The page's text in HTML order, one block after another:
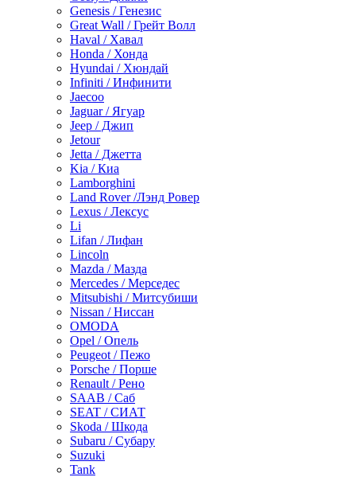
Genesis / Генезис
Great Wall / Грейт Волл
Haval / Хавал
Honda / Хонда
Hyundai / Хюндай
Infiniti / Инфинити
Jaecoo
Jaguar / Ягуар
Jeep / Джип
Jetour
Jetta / Джетта
Kia / Киа
Lamborghini
Land Rover /Лэнд Ровер
Lexus / Лексус
Li
Lifan / Лифан
Lincoln
Mazda / Мазда
Mercedes / Мерседес
Mitsubishi / Митсубиши
Nissan / Ниссан
OMODA
Opel / Опель
Peugeot / Пежо
Porsche / Порше
Renault / Рено
SAAB / Саб
SEAT / СИАТ
Skoda / Шкода
Subaru / Субару
Suzuki
Tank